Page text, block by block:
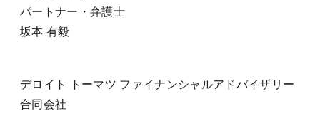
パートナー・弁護士
坂本 有毅
デロイト トーマツ ファイナンシャルアドバイザリー
合同会社